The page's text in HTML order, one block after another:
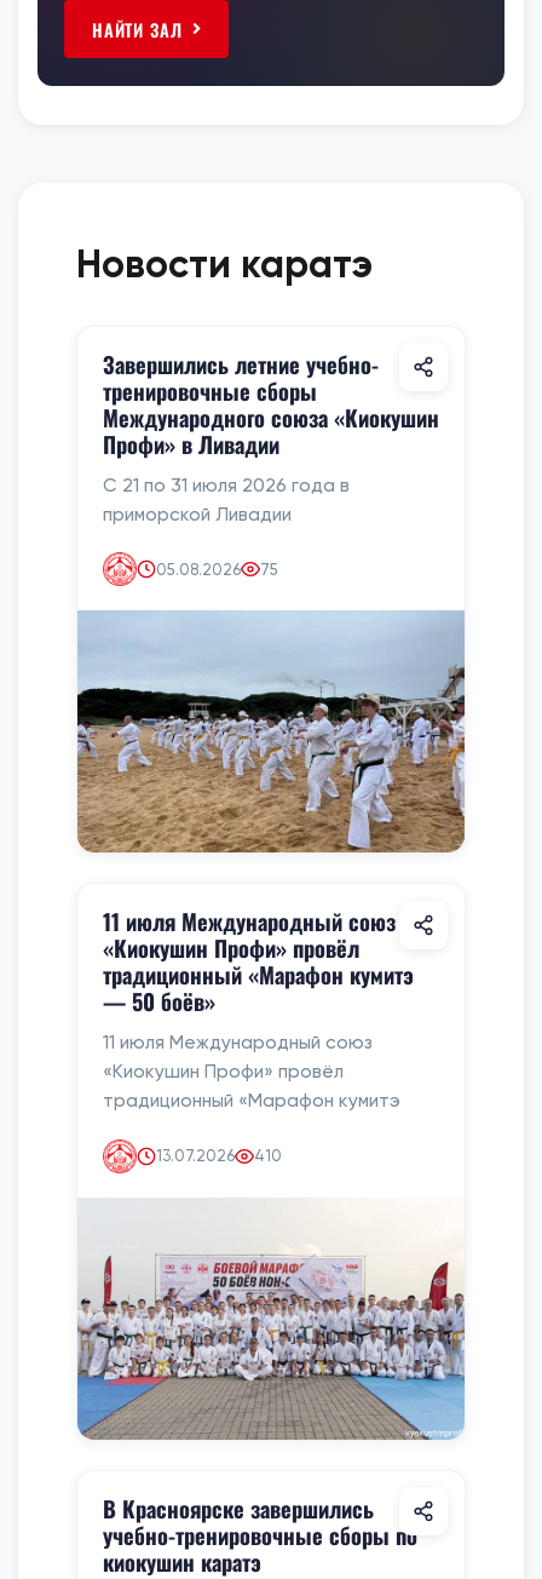
НАЙТИ ЗАЛ
Новости каратэ
Завершились летние учебно-
тренировочные сборы
Международного союза «Киокушин
Профи» в Ливадии
С 21 по 31 июля 2026 года в
приморской Ливадии
05.08.2026 75
11 июля Международный союз
«Киокушин Профи» провёл
традиционный «Марафон кумитэ
— 50 боёв»
11 июля Международный союз
«Киокушин Профи» провёл
традиционный «Марафон кумитэ
13.07.2026 410
В Красноярске завершились
учебно-тренировочные сборы по
киокушин каратэ